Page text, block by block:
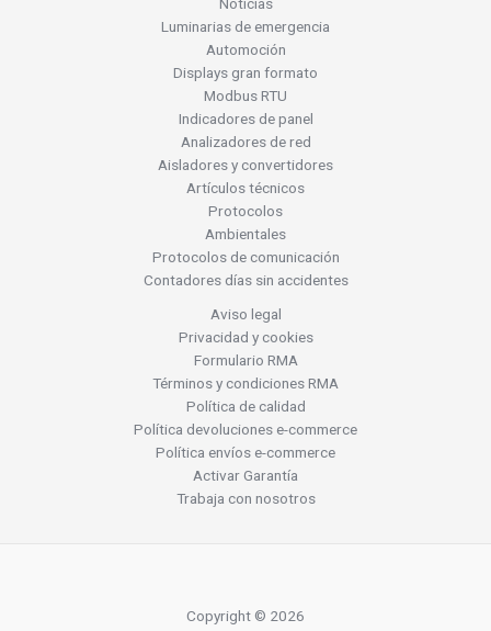
Luminarias de emergencia
Automoción
Displays gran formato
Modbus RTU
Indicadores de panel
Analizadores de red
Aisladores y convertidores
Artículos técnicos
Protocolos
Ambientales
Protocolos de comunicación
Contadores días sin accidentes
Aviso legal
Privacidad y cookies
Formulario RMA
Términos y condiciones RMA
Política de calidad
Política devoluciones e-commerce
Política envíos e-commerce
Activar Garantía
Trabaja con nosotros
Copyright © 2026